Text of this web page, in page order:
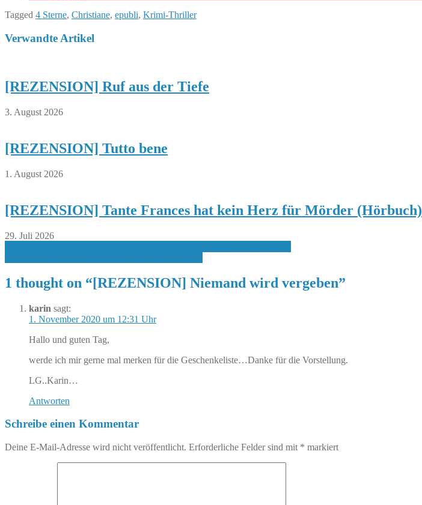
Tagged 4 Sterne, Christiane, epubli, Krimi-Thriller
Verwandte Artikel
[REZENSION] Ruf aus der Tiefe
3. August 2026
[REZENSION] Tutto bene
1. August 2026
[REZENSION] Tante Frances hat kein Herz für Mörder (Hörbuch)
29. Juli 2026
1 thought on “[REZENSION] Niemand wird vergeben”
karin sagt:
1. November 2020 um 12:31 Uhr
Hallo und guten Tag,
werde ich mir gerne mal merken für die Geschenkeliste…Danke für die Vorstellung.
LG..Karin…
Antworten
Schreibe einen Kommentar
Deine E-Mail-Adresse wird nicht veröffentlicht. Erforderliche Felder sind mit * markiert